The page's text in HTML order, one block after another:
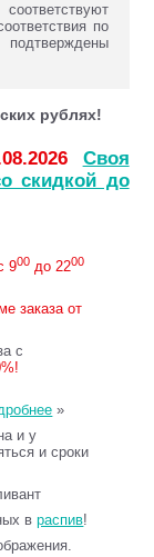
по
рублях!
Своя
скидкой до
900 до 2200
заказа от
с
»
и у
и сроки
враспив!